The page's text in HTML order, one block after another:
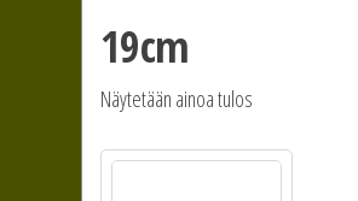
19cm
Näytetään ainoa tulos